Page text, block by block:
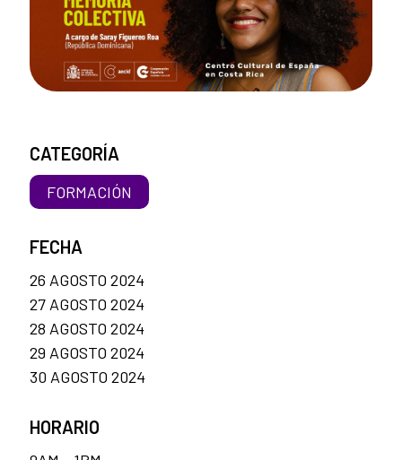
CATEGORÍA
FORMACIÓN
FECHA
26 AGOSTO 2024
27 AGOSTO 2024
28 AGOSTO 2024
29 AGOSTO 2024
30 AGOSTO 2024
HORARIO